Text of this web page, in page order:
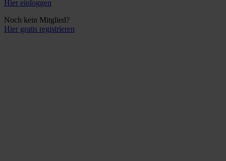
Hier einloggen
Noch kein Mitglied?
Hier gratis registrieren